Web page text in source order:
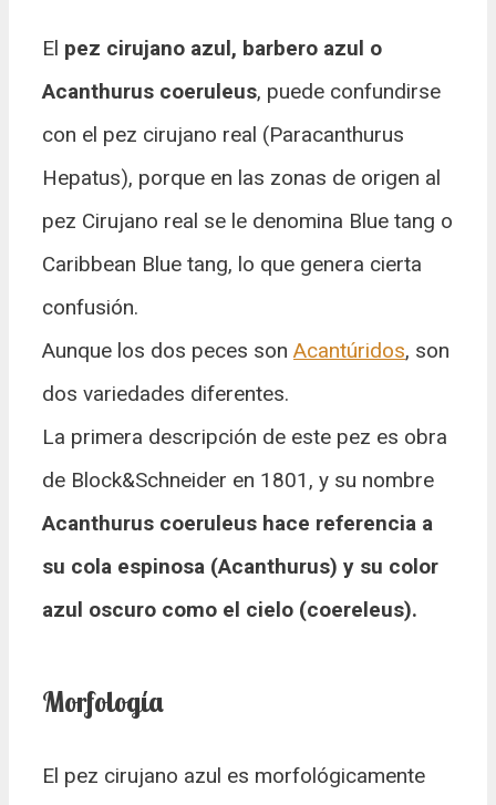
El pez cirujano azul, barbero azul o
Acanthurus coeruleus, puede confundirse
con el pez cirujano real (Paracanthurus
Hepatus), porque en las zonas de origen al
pez Cirujano real se le denomina Blue tang o
Caribbean Blue tang, lo que genera cierta
confusión.
Aunque los dos peces son Acantúridos, son
dos variedades diferentes.
La primera descripción de este pez es obra
de Block&Schneider en 1801, y su nombre
Acanthurus coeruleus hace referencia a
su cola espinosa (Acanthurus) y su color
azul oscuro como el cielo (coereleus).
Morfología
El pez cirujano azul es morfológicamente